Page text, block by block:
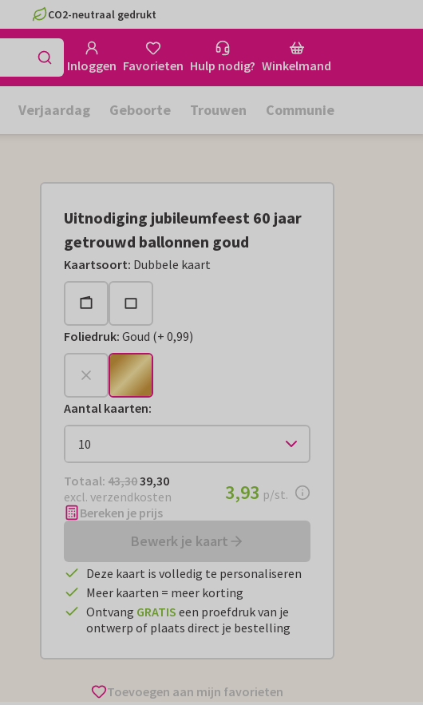
CO2-neutraal gedrukt
Inloggen Favorieten Hulp nodig? Winkelmand
Verjaardag Geboorte Trouwen Communie
Uitnodiging jubileumfeest 60 jaar
getrouwd ballonnen goud
Kaartsoort: Dubbele kaart
Foliedruk:Goud (
+€ 0,99
+ 0,99)
Aantal kaarten:
Totaal: € 39,30
Totaal: 43,3039,30
excl. verzendkosten
€ 3,93per stuk
3,93 p/st.
Bereken je prijs
Bewerk je kaart
Deze kaart is volledig te personaliseren
Meer kaarten = meer korting
Ontvang GRATIS een proefdruk van je
ontwerp of plaats direct je bestelling
Toevoegen aan mijn favorieten